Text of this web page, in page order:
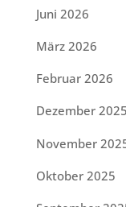
Juni 2026
März 2026
Februar 2026
Dezember 2025
November
Oktober 2025